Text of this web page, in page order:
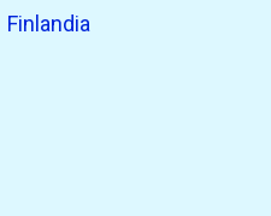
Finlandia